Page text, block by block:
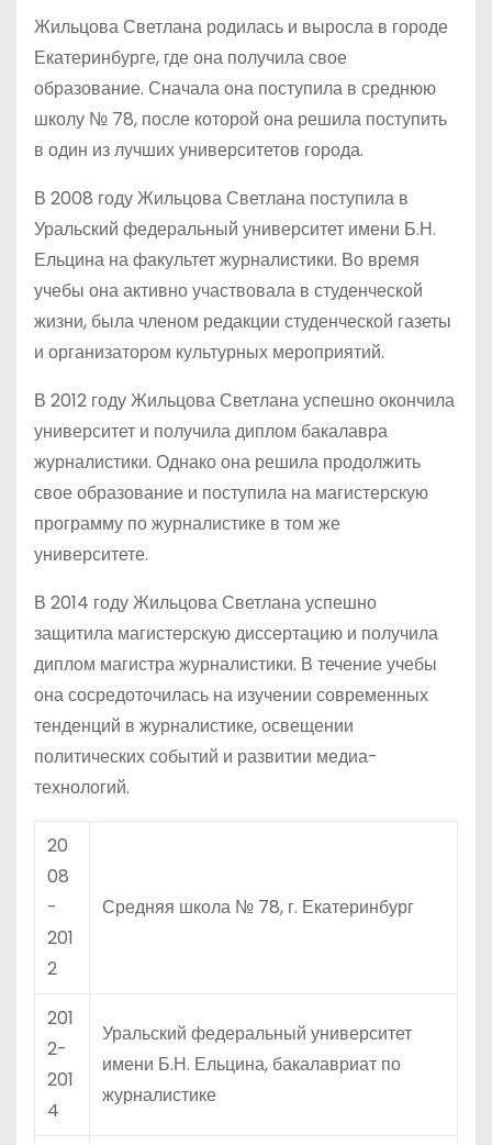
Жильцова Светлана родилась и выросла в городе
Екатеринбурге, где она получила свое
образование. Сначала она поступила в среднюю
школу № 78, после которой она решила поступить
в один из лучших университетов города.
В 2008 году Жильцова Светлана поступила в
Уральский федеральный университет имени Б.Н.
Ельцина на факультет журналистики. Во время
учебы она активно участвовала в студенческой
жизни, была членом редакции студенческой газеты
и организатором культурных мероприятий.
В 2012 году Жильцова Светлана успешно окончила
университет и получила диплом бакалавра
журналистики. Однако она решила продолжить
свое образование и поступила на магистерскую
программу по журналистике в том же
университете.
В 2014 году Жильцова Светлана успешно
защитила магистерскую диссертацию и получила
диплом магистра журналистики. В течение учебы
она сосредоточилась на изучении современных
тенденций в журналистике, освещении
политических событий и развитии медиа-
технологий.
20
08
-
201
2
Средняя школа № 78, г. Екатеринбург
201
2-
201
4
Уральский федеральный университет
имени Б.Н. Ельцина, бакалавриат по
журналистике